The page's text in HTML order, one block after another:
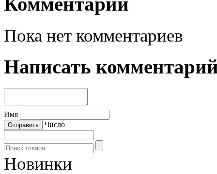
Пока нет комментариев
Написать
Имя
Число
Новинки